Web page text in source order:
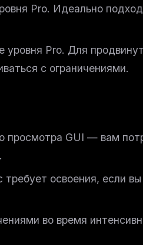
Pro. Идеально
уровня Pro. Для
с ограничениями.
просмотра GUI — вам
освоения, если
во время